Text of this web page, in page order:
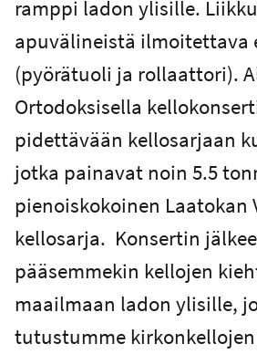
ramppi ladon ylisille.
apuvälineistä ilmoitettava
(pyörätuoli ja rollaattori).
Ortodoksisella
pidettävään kellosarjaan
jotka painavat noin 5.5
pienoiskokoinen Laatokan
kellosarja. Konsertin
pääsemmekin kellojen
maailmaan ladon ylisille,
tutustumme